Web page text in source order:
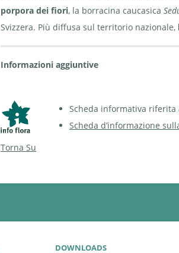
porpora dei fiori, la borracina caucasica
Svizzera. Più diffusa sul territorio nazionale,
Informazioni aggiuntive
Scheda informativa riferita
Scheda d’informazione
Torna Su
DOWNLOADS